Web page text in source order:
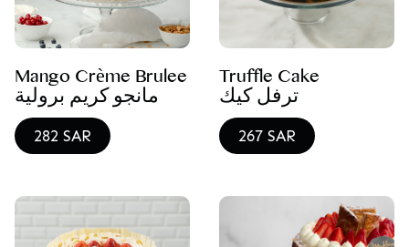
Mango Crème Brulee
مانجو كريم برولية
282 SAR
Truffle Cake
ترفل كيك
267 SAR